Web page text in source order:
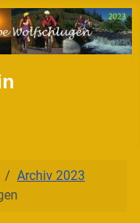
Archiv 2023